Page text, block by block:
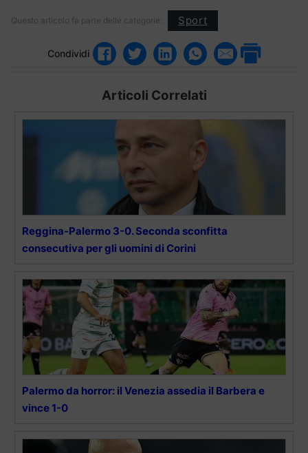
Questo articolo fa parte delle categorie: Sport
Condividi
Articoli Correlati
Reggina-Palermo 3-0. Seconda sconfitta
consecutiva per gli uomini di Corini
Palermo da horror: il Venezia assedia il Barbera e
vince 1-0